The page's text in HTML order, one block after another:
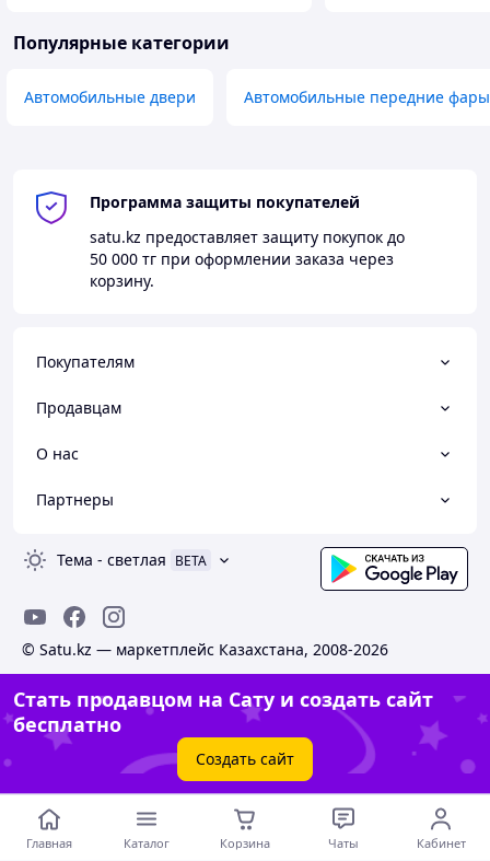
Популярные категории
Автомобильные двери Автомобильные передние фары
Программа защиты покупателей
satu.kz предоставляет защиту покупок до
50 000 тг при оформлении заказа через
корзину.
Покупателям
Продавцам
О нас
Партнеры
Тема - светлая BETA
© Satu.kz — маркетплейс Казахстана, 2008-2026
Стать продавцом на Сату и создать сайт
бесплатно
Создать сайт
Главная Каталог Корзина Чаты Кабинет